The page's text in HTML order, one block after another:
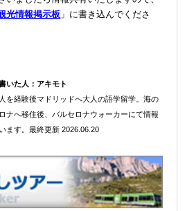
光情報掲示板 」に書き込んでくださ
いた人： アキモト
を経験後マドリッドへ大人の語学留学。海の
ナへ移住後、バルセロナウォーカーにて情報
ます。最終更新 2026.06.20